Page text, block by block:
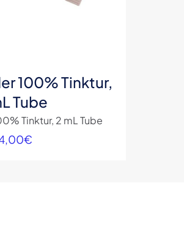
100% Tinktur,
Tube
Tinktur, 2 mL Tube
€